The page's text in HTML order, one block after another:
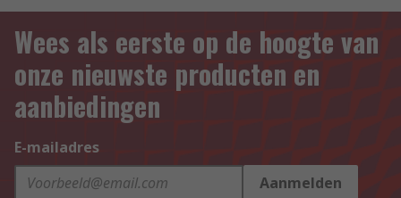
Wees als eerste op de hoogte van
onze nieuwste producten en
aanbiedingen
E-mailadres
Aanmelden